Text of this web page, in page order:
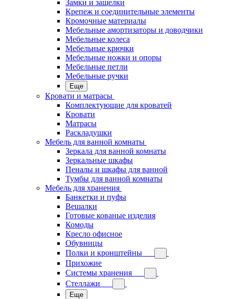
Замки и защелки
Крепеж и соединительные элементы
Кромочные материалы
Мебельные амортизаторы и доводчики
Мебельные колеса
Мебельные крючки
Мебельные ножки и опоры
Мебельные петли
Мебельные ручки
Еще
Кровати и матрасы
Комплектующие для кроватей
Кровати
Матрасы
Раскладушки
Мебель для ванной комнаты
Зеркала для ванной комнаты
Зеркальные шкафы
Пеналы и шкафы для ванной
Тумбы для ванной комнаты
Мебель для хранения
Банкетки и пуфы
Вешалки
Готовые кованые изделия
Комоды
Кресло офисное
Обувницы
Полки и кронштейны
Прихожие
Системы хранения
Стеллажи
Еще